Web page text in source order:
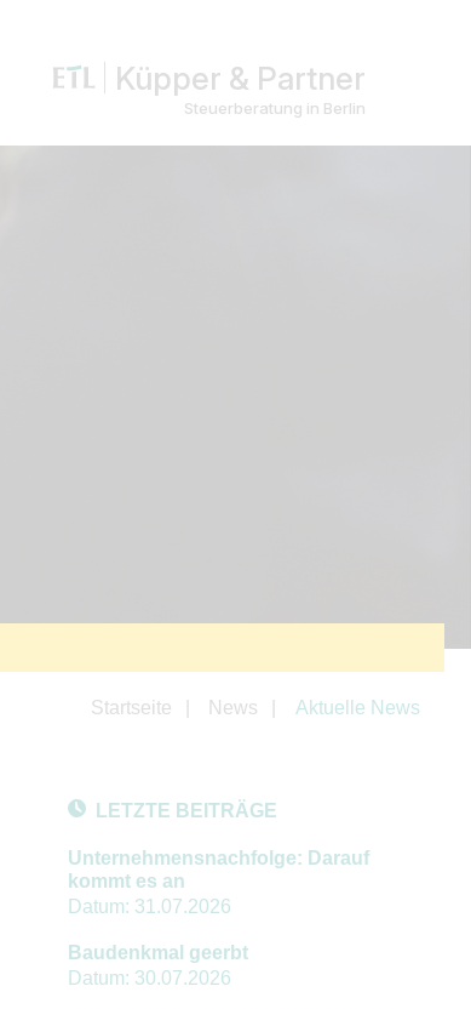
Küpper & Partner
Steuerberatung in Berlin
Startseite News Aktuelle News
LETZTE BEITRÄGE
Unternehmensnachfolge: Darauf
kommt es an
Datum: 31.07.2026
Baudenkmal geerbt
Datum: 30.07.2026